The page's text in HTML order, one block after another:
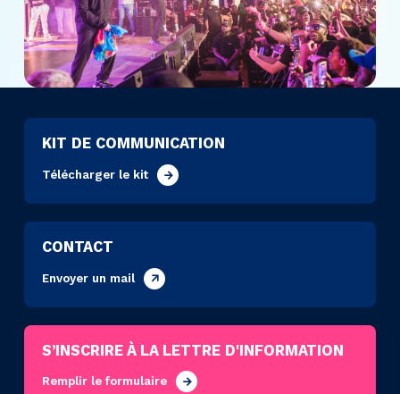
KIT DE COMMUNICATION
Télécharger le kit
CONTACT
Envoyer un mail
S’INSCRIRE À LA LETTRE D'INFORMATION
Remplir le formulaire